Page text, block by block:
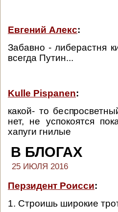
Евгений Алекс:
Забавно - либерастня
всегда Путин...
Kulle Pispanen:
какой- то
нет, не успокоятся
хапуги гнилые
В БЛОГАХ
25 ИЮЛЯ 2016
Перзидент Роисси:
1. Строишь широкие